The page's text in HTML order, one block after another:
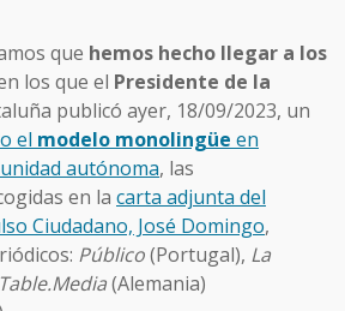
que hemos hecho llegar a los
los que el Presidente de la
publicó ayer, 18/09/2023, un
el modelo monolingüe en
autónoma, las
en la carta adjunta del
Ciudadano, José Domingo,
Público(Portugal), La
Table.Media(Alemania)